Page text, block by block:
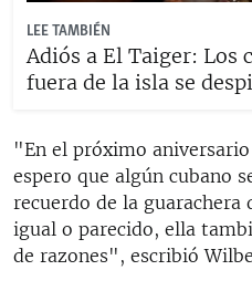
LEE TAMBIÉN
Adiós a El Taiger: Los
fuera de la isla se
"En el próximo
espero que algún cubano
recuerdo de la guarachera
igual o parecido, ella
de razones", escribió